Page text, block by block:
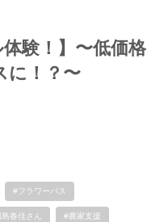
体験！】〜低価格
に！？〜
#フラワーバス
春佳さん #農家支援